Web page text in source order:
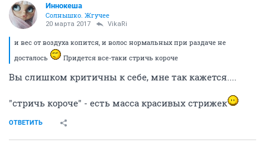
Иннокеша
Солнышко. Жгучее
20 марта 2017 VikaRi
и вес от воздуха копится, и волос нормальных при раздаче не
досталось
Придется все-таки стричь короче
Вы слишком критичны к себе, мне так кажется....
"стричь короче" - есть масса красивых стрижек
ОТВЕТИТЬ